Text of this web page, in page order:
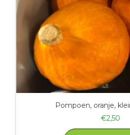
Pompoen, oranje,
€2,50